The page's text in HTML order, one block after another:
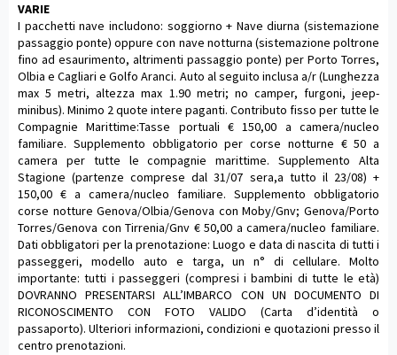
VARIE
I pacchetti nave includono: soggiorno + Nave diurna (sistemazione
passaggio ponte) oppure con nave notturna (sistemazione poltrone
fino ad esaurimento, altrimenti passaggio ponte) per Porto Torres,
Olbia e Cagliari e Golfo Aranci. Auto al seguito inclusa a/r (Lunghezza
max 5 metri, altezza max 1.90 metri; no camper, furgoni, jeep-
minibus). Minimo 2 quote intere paganti. Contributo fisso per tutte le
Compagnie Marittime:Tasse portuali € 150,00 a camera/nucleo
familiare. Supplemento obbligatorio per corse notturne € 50 a
camera per tutte le compagnie marittime. Supplemento Alta
Stagione (partenze comprese dal 31/07 sera,a tutto il 23/08) +
150,00 € a camera/nucleo familiare. Supplemento obbligatorio
corse notture Genova/Olbia/Genova con Moby/Gnv; Genova/Porto
Torres/Genova con Tirrenia/Gnv € 50,00 a camera/nucleo familiare.
Dati obbligatori per la prenotazione: Luogo e data di nascita di tutti i
passeggeri, modello auto e targa, un n° di cellulare. Molto
importante: tutti i passeggeri (compresi i bambini di tutte le età)
DOVRANNO PRESENTARSI ALL’IMBARCO CON UN DOCUMENTO DI
RICONOSCIMENTO CON FOTO VALIDO (Carta d’identità o
passaporto). Ulteriori informazioni, condizioni e quotazioni presso il
centro prenotazioni.